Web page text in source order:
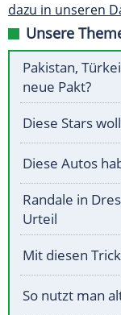
dazu in unseren
Unsere
Pakistan,
neue Pakt?
Diese Stars
Diese Autos
Randale in
Urteil
Mit diesen
So nutzt man